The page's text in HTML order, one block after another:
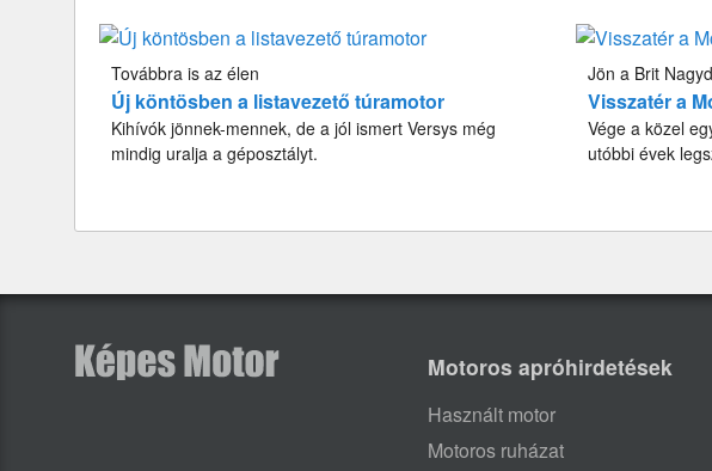
Továbbra is az élen
Új köntösben a listavezető túramotor
Kihívók jönnek-mennek, de a jól ismert Versys még
mindig uralja a géposztályt.
Jön a Brit
Visszatér a
Vége a közel
utóbbi évek
Motoros apróhirdetések
Használt motor
Motoros ruházat